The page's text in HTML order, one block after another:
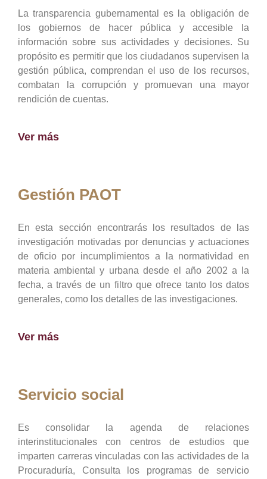
La transparencia gubernamental es la obligación de
los gobiernos de hacer pública y accesible la
información sobre sus actividades y decisiones. Su
propósito es permitir que los ciudadanos supervisen la
gestión pública, comprendan el uso de los recursos,
combatan la corrupción y promuevan una mayor
rendición de cuentas.
Ver más
Gestión PAOT
En esta sección encontrarás los resultados de las
investigación motivadas por denuncias y actuaciones
de oficio por incumplimientos a la normatividad en
materia ambiental y urbana desde el año 2002 a la
fecha, a través de un filtro que ofrece tanto los datos
generales, como los detalles de las investigaciones.
Ver más
Servicio social
Es consolidar la agenda de relaciones
interinstitucionales con centros de estudios que
imparten carreras vinculadas con las actividades de la
Procuraduría, Consulta los programas de servicio